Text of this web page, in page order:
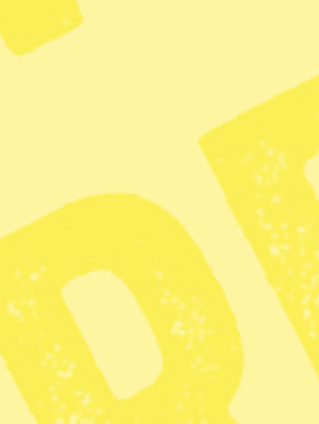
Anne Ramberg, tidigare ordförande i Advokatsamfundet,
USA:s president Donald Trump och Sveriges utrikesminister
Maria Malmer Stenergard (M). Foto: Anders Wiklund/TT, Alex
USA:s agerande mot Venezuela strider
mot folkrätten, anser flera tunga namn
som tycker Sverige borde markera
tydligare mot Trump.
”Hur är det möjligt att inte
utrikesministern tydligt fördömer USA:s
agerande?” skriver advokaten Anne
Ramberg på Linked in.